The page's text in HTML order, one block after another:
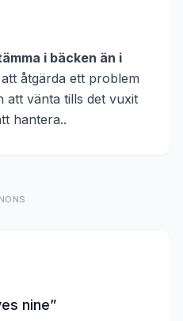
i bäcken än i
åtgärda ett problem
att vänta tills det vuxit
hantera..
nine”